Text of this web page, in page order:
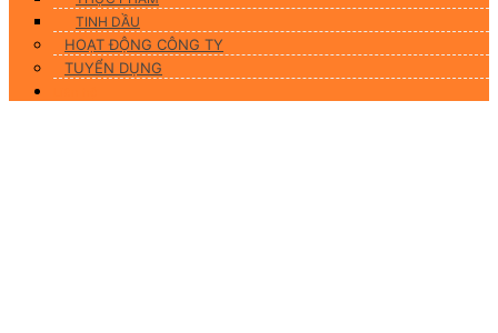
TINH DẦU
HOẠT ĐỘNG CÔNG TY
TUYỂN DỤNG